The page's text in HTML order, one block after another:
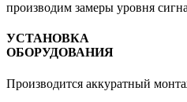
производим замеры уровня
УСТАНОВКА
ОБОРУДОВАНИЯ
Производится аккуратный